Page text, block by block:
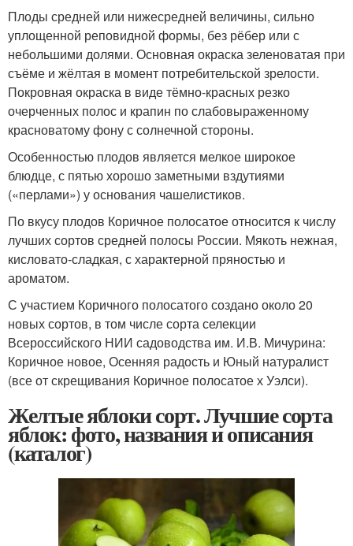
Плоды средней или нижесредней величины, сильно
уплощенной реповидной формы, без рёбер или с
небольшими долями. Основная окраска зеленоватая при
съёме и жёлтая в момент потребительской зрелости.
Покровная окраска в виде тёмно-красных резко
очерченных полос и крапин по слабовыраженному
красноватому фону с солнечной стороны.
Особенностью плодов является мелкое широкое
блюдце, с пятью хорошо заметными вздутиями
(«перлами») у основания чашелистиков.
По вкусу плодов Коричное полосатое относится к числу
лучших сортов средней полосы России. Мякоть нежная,
кисловато-сладкая, с характерной пряностью и
ароматом.
С участием Коричного полосатого создано около 20
новых сортов, в том числе сорта селекции
Всероссийского НИИ садоводства им. И.В. Мичурина:
Коричное новое, Осенняя радость и Юный натуралист
(все от скрещивания Коричное полосатое х Уэлси).
Желтые яблоки сорт. Лучшие сорта
яблок: фото, названия и описания
(каталог)